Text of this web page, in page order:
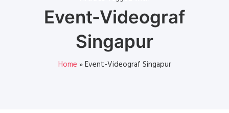
Event-Videograf
Singapur
Home »Event-Videograf Singapur